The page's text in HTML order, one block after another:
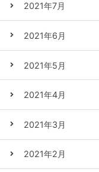
2021年7月
2021年6月
2021年5月
2021年4月
2021年3月
2021年2月